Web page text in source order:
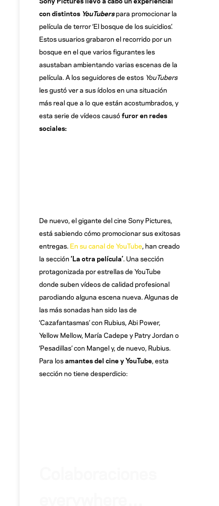
con distintos YouTuberspara promocionar la
película de terror ‘El bosque de los suicidios’.
Estos usuarios grabaron el recorrido por un
bosque en el que varios figurantes les
asustaban ambientando varias escenas de la
película. A los seguidores de estos YouTubers
les gustó ver a sus ídolos en una situación
más real que a lo que están acostumbrados, y
esta serie de vídeos causó furor en redes
sociales:
De nuevo, el gigante del cine Sony Pictures,
está sabiendo cómo promocionar sus exitosas
entregas. En su canal de YouTube, han creado
la sección ‘La otra película’. Una sección
protagonizada por estrellas de YouTube
donde suben vídeos de calidad profesional
parodiando alguna escena nueva. Algunas de
las más sonadas han sido las de
‘Cazafantasmas’ con Rubius, Abi Power,
Yellow Mellow, María Cadepe y Patry Jordan o
‘Pesadillas’ con Mangel y, de nuevo, Rubius.
Para losamantes del cine y YouTube, esta
sección no tiene desperdicio: